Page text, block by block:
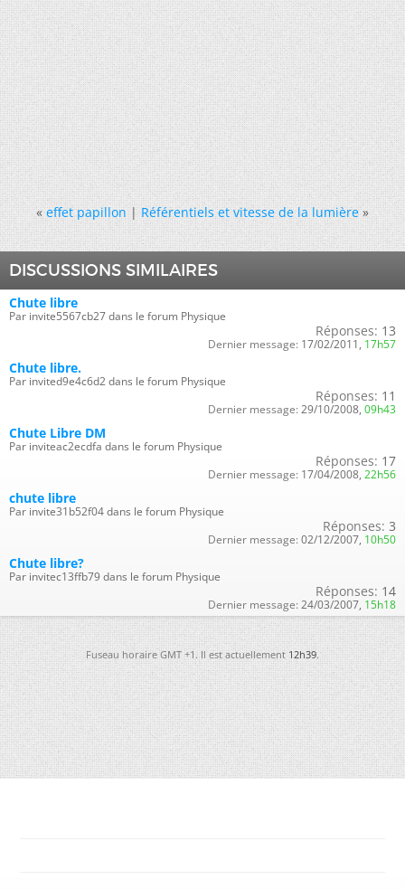
« effet papillon|Référentiels et vitesse de la lumière »
DISCUSSIONS SIMILAIRES
Chute libre
Par invite5567cb27 dans le forum Physique
Réponses: 13
Dernier message: 17/02/2011, 17h57
Chute libre.
Par invited9e4c6d2 dans le forum Physique
Réponses: 11
Dernier message: 29/10/2008, 09h43
Chute Libre DM
Par inviteac2ecdfa dans le forum Physique
Réponses: 17
Dernier message: 17/04/2008, 22h56
chute libre
Par invite31b52f04 dans le forum Physique
Réponses: 3
Dernier message: 02/12/2007, 10h50
Chute libre?
Par invitec13ffb79 dans le forum Physique
Réponses: 14
Dernier message: 24/03/2007, 15h18
Fuseau horaire GMT +1. Il est actuellement12h39.